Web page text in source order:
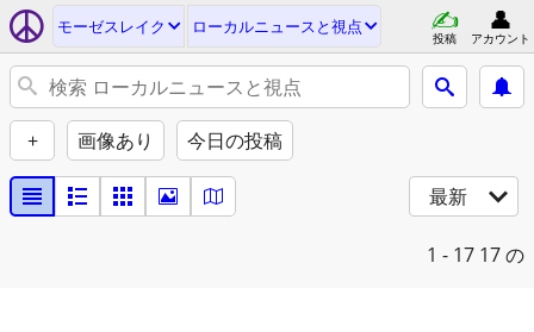
モーゼスレイク ローカルニュースと視点
投稿 アカウント
+ 画像あり 今日の投稿
最新
1 - 17 17 の